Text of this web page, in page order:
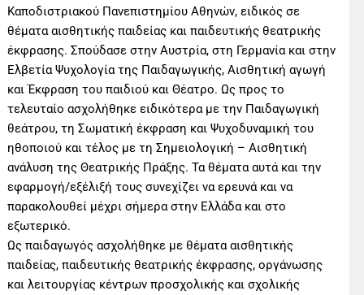
Καποδιστριακού Πανεπιστημίου Αθηνών, ειδικός σε
θέματα αισθητικής παιδείας και παιδευτικής θεατρικής
έκφρασης. Σπούδασε στην Αυστρία, στη Γερμανία και στην
Ελβετία Ψυχολογία της Παιδαγωγικής, Αισθητική αγωγή
και Έκφραση του παιδιού και Θέατρο. Ως προς το
τελευταίο ασχολήθηκε ειδικότερα με την Παιδαγωγική
θεάτρου, τη Σωματική έκφραση και Ψυχοδυναμική του
ηθοποιού και τέλος με τη Σημειολογική – Αισθητική
ανάλυση της Θεατρικής Πράξης. Τα θέματα αυτά και την
εφαρμογή/εξέλιξή τους συνεχίζει να ερευνά και να
παρακολουθεί μέχρι σήμερα στην Ελλάδα και στο
εξωτερικό.
Ως παιδαγωγός ασχολήθηκε με θέματα αισθητικής
παιδείας, παιδευτικής θεατρικής έκφρασης, οργάνωσης
και λειτουργίας κέντρων προσχολικής και σχολικής